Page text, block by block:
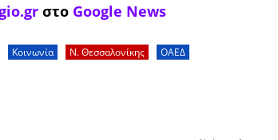
στο Google News
Κοινωνία Ν. Θεσσαλονίκης ΟΑΕΔ